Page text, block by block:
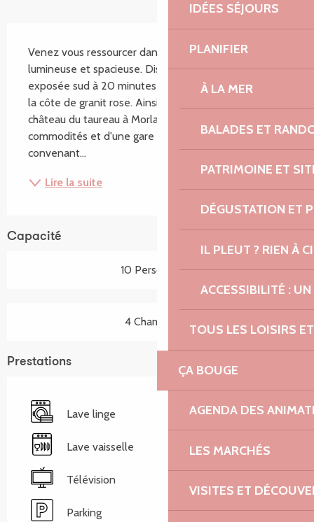
IDÉES SÉJOURS
PLANIFIER
À LA MER
BALADES ET
PATRIMOINE ET
DÉGUSTATION ET
IL PLEUT ? RIEN À
ACCESSIBILITÉ :
TOUS LES LOISIRS
ÇA BOUGE
AGENDA DES
LES MARCHÉS
VISITES ET
Venez vous ressourcer dans cette maison neuve,
lumineuse et spacieuse. Disposant d'une terrasse
exposée sud à 20 minutes des plus belles plages de
la côte de granit rose. Ainsi que l'île de Bréhat, le
château du taureau à Morlaix. Proche de toute
commodités et d'une gare à 4km. Logement
convenant...
Lire la suite
Capacité
10 Personne(s)
4 Chambre(s)
Prestations
Lave linge
Lave vaisselle
Télévision
Parking